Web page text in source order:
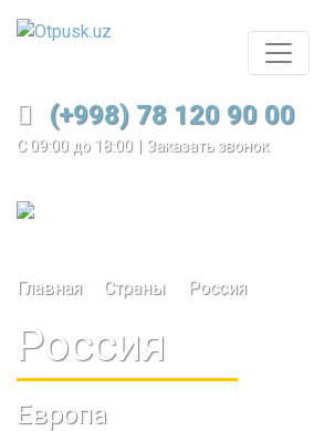
(+998) 78 120 90 00
С 09:00 до 18:00 | Заказать звонок
Главная Страны Россия
Россия
Европа